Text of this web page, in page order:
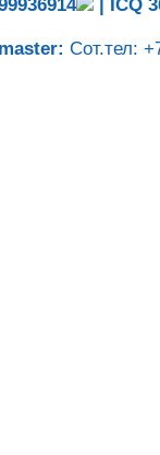
| ICQ
Сот.тел: